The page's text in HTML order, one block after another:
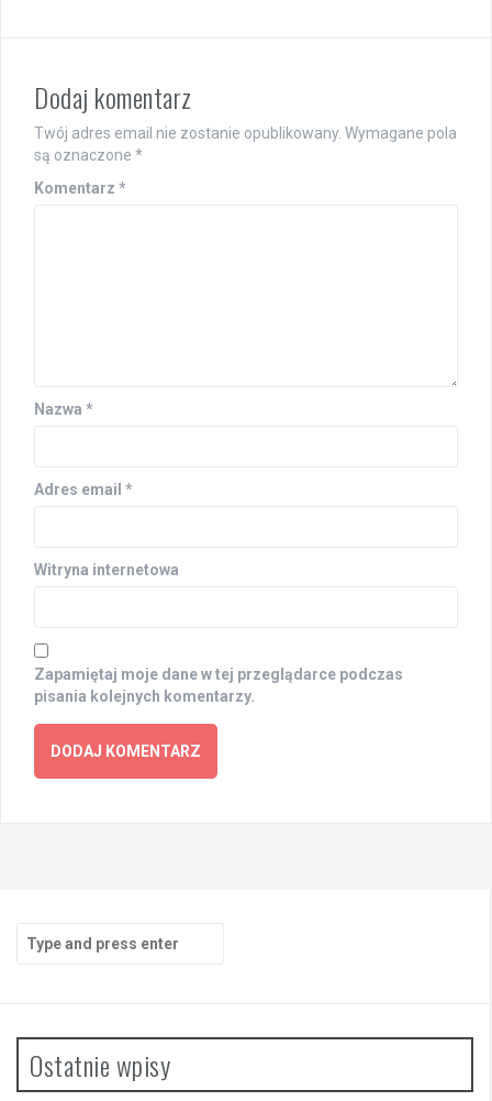
Dodaj komentarz
Twój adres email nie zostanie opublikowany. Wymagane pola
są oznaczone *
Komentarz *
Nazwa *
Adres email *
Witryna internetowa
Zapamiętaj moje dane w tej przeglądarce podczas
pisania kolejnych komentarzy.
for:
Ostatnie wpisy